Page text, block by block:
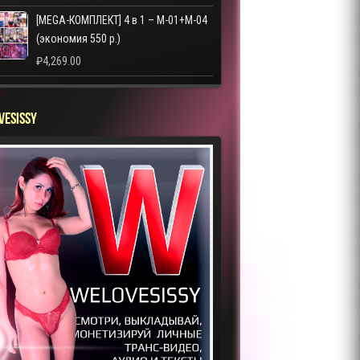
[MEGA-КОМПЛЕКТ] 4 в 1 – M-01+M-04
(экономия 550 р.)
₽4,269.00